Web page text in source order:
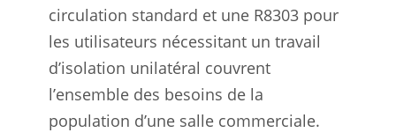
circulation standard et une R8303 pour
les utilisateurs nécessitant un travail
d’isolation unilatéral couvrent
l’ensemble des besoins de la
population d’une salle commerciale.